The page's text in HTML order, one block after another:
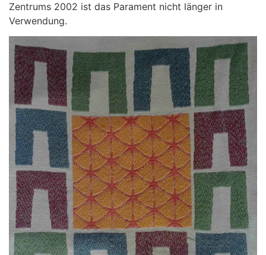
Zentrums 2002 ist das Parament nicht länger in
Verwendung.